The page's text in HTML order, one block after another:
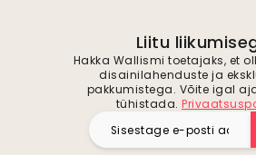
Liitu
Hakka Wallismi toetajaks, et
disainilahenduste ja
pakkumistega. Võite igal
tühistada.